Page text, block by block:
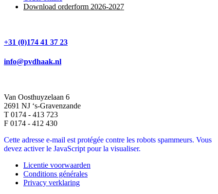
Download orderform 2026-2027
+31 (0)174 41 37 23
info@pvdhaak.nl
Van Oosthuyzelaan 6
2691 NJ ‘s-Gravenzande
T 0174 - 413 723
F 0174 - 412 430
Cette adresse e-mail est protégée contre les robots spammeurs. Vous
devez activer le JavaScript pour la visualiser.
Licentie voorwaarden
Conditions générales
Privacy verklaring